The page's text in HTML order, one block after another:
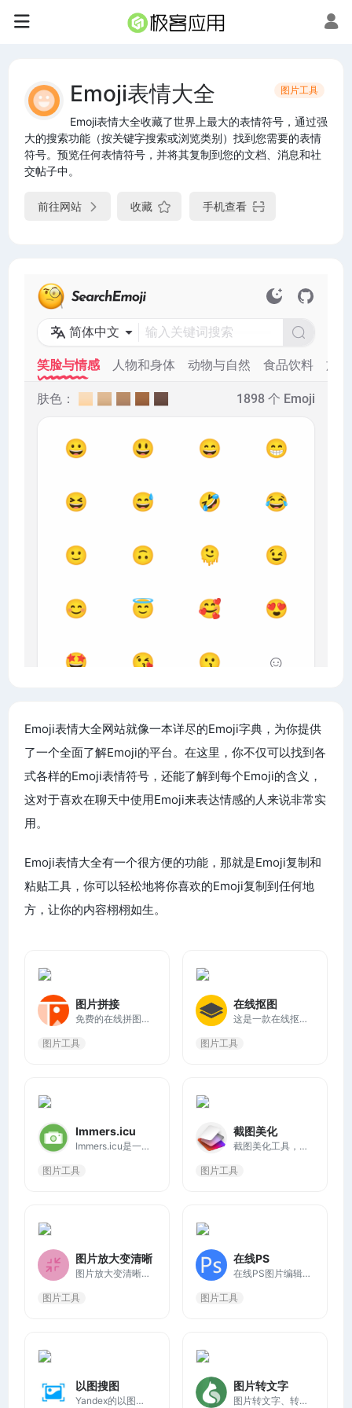
图片工具
Emoji表情大全
Emoji表情大全收藏了世界上最大的表情符号，通过强
大的搜索功能（按关键字搜索或浏览类别）找到您需要的表情
符号。预览任何表情符号，并将其复制到您的文档、消息和社
交帖子中。
前往网站 收藏 手机查看
Emoji表情大全网站就像一本详尽的Emoji字典，为你提供
了一个全面了解Emoji的平台。在这里，你不仅可以找到各
式各样的Emoji表情符号，还能了解到每个Emoji的含义，
这对于喜欢在聊天中使用Emoji来表达情感的人来说非常实
用。
Emoji表情大全有一个很方便的功能，那就是Emoji复制和
粘贴工具，你可以轻松地将你喜欢的Emoji复制到任何地
方，让你的内容栩栩如生。
图片拼接
免费的在线拼图网站，提供基础的图片拼接功能，将多张图片按网格或瀑布流风格拼接成一张图。支持无缝拼接，批量添加、拖拽排序等。
图片工具
在线抠图
这是一款在线抠图工具，轻点一下，即可一键自动去除背景，凭借智能的AI，不要花费数小时手动拾取像素，省去大量的编辑时间。立即上传您的图片试试。
图片工具
Immers.icu
Immers.icu是一个提供相机水印快捷指令合集的网站，允许用户为照片添加各种品牌相机的水印，如徕卡、哈苏、苹果、蔡司、索尼、富士、尼康、佳能等。
图片工具
截图美化
截图美化工具，轻松制作手机、电脑或网站的精美截图，你可以调整阴影、位置、背景色、倾斜角和画面比例等，让截图看起来更精美。
图片工具
图片放大变清晰
图片放大变清晰工具，利用人工智能深度卷积神经网络技术的图片放大服务，它能够实现图片的无损放大，特别适合动漫图像和插图的放大处理。
图片工具
在线PS
在线PS图片编辑器允许您编辑照片、应用效果、过滤、添加文本、裁剪或调整图片大小。在浏览器中免费进行在线照片编辑！
图片工具
以图搜图
Yandex的以图搜图功能相对于其他搜索引擎来说是非常突出的，可以夸张的说没有它找不到的图片，而且图片质量都很高，只需丢进去一张图片，就会自动分析找到相似的图片以及图片原始出处。
图片转文字
图片转文字、转Excel表格、PDF转Word，点击上方按钮选择图片，将图片拖入此虚线框，从剪切板粘贴截图，最多可选择50张，支持 JPG/PNG/BMP/GIF/SVG 格式